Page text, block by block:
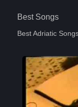
Best Songs
Best Adriatic